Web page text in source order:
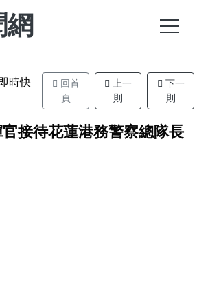
即時快
回首
頁
上一
則
下一
則
接待花蓮港務警察總隊長